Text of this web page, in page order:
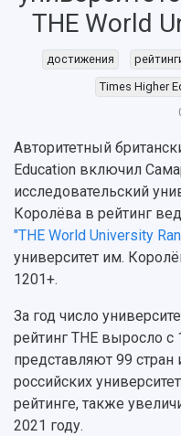
Ключевые факты
Руководство
Наблюдательный
Ученый совет
Ректорат
Кадровый резерв
Персоналии
Сотрудники и
Структура
Институты и
Кафедры
Научные
Отделы и службы
Бортжурнал
События
СМИ об
Пресс-центр
Газета "Полет"
Газета "Самарский
Мы в соцсетях
Мультимедиа
Подкасты
Абитуриенту
Магистратура
Аспирантура
Дополнительное
Институты и
Образовательные
Профессорско-
Стипендии
Тестирование
знание русского
основ
Научные школы и
Подготовка
Конкурс на
Научные проекты
Аспирантура и
Справочные
Научная
Научно-
Структурная схема
Материальная база
Подразделения
Организационные
THE World
достижения
Times Higher
Авторитетный
Education включил
исследовательский
Королёва в рейтинг
"THE World University
университет им.
1201+.
За год число
рейтинг THE выросло с
представляют 99
российских
рейтинге, также
2021 году.